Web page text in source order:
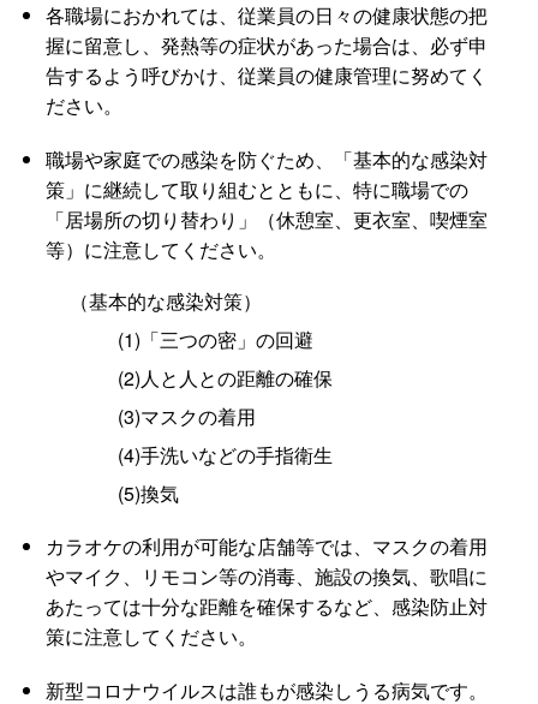
各職場におかれては、従業員の日々の健康状態の把
握に留意し、発熱等の症状があった場合は、必ず申
告するよう呼びかけ、従業員の健康管理に努めてく
ださい。
職場や家庭での感染を防ぐため、「基本的な感染対
策」に継続して取り組むとともに、特に職場での
「居場所の切り替わり」（休憩室、更衣室、喫煙室
等）に注意してください。
（基本的な感染対策）
(1)「三つの密」の回避
(2)人と人との距離の確保
(3)マスクの着用
(4)手洗いなどの手指衛生
(5)換気
カラオケの利用が可能な店舗等では、マスクの着用
やマイク、リモコン等の消毒、施設の換気、歌唱に
あたっては十分な距離を確保するなど、感染防止対
策に注意してください。
新型コロナウイルスは誰もが感染しうる病気です。